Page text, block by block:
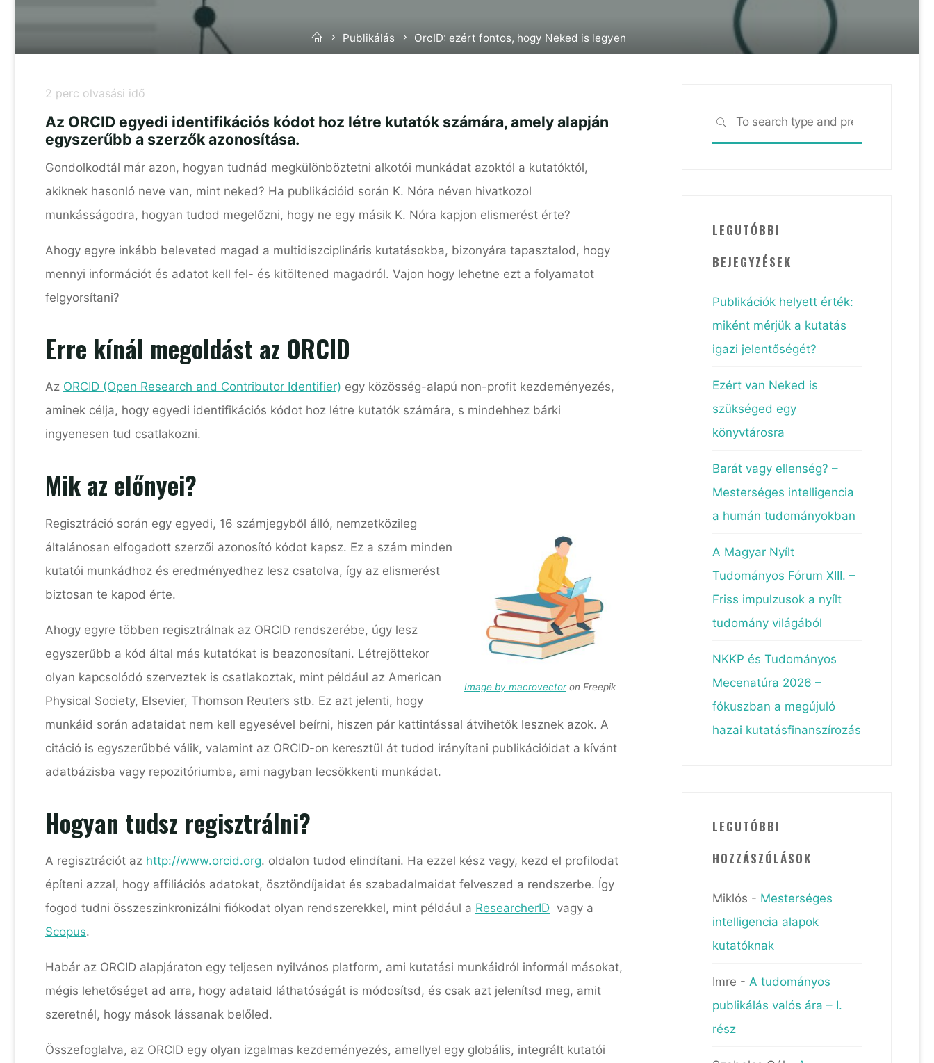
HomePublikálás OrcID: ezért fontos, hogy Neked is legyen
2 perc olvasási idő
Az ORCID egyedi identifikációs kódot hoz létre kutatók számára, amely alapján
egyszerűbb a szerzők azonosítása.
Gondolkodtál már azon, hogyan tudnád megkülönböztetni alkotói munkádat azoktól a kutatóktól,
akiknek hasonló neve van, mint neked? Ha publikációid során K. Nóra néven hivatkozol
munkásságodra, hogyan tudod megelőzni, hogy ne egy másik K. Nóra kapjon elismerést érte?
Ahogy egyre inkább beleveted magad a multidiszciplináris kutatásokba, bizonyára tapasztalod, hogy
mennyi információt és adatot kell fel- és kitöltened magadról. Vajon hogy lehetne ezt a folyamatot
felgyorsítani?
Erre kínál megoldást az ORCID
Az ORCID (Open Research and Contributor Identifier) egy közösség-alapú non-profit kezdeményezés,
aminek célja, hogy egyedi identifikációs kódot hoz létre kutatók számára, s mindehhez bárki
ingyenesen tud csatlakozni.
Mik az előnyei?
Image by macrovectoron Freepik
Regisztráció során egy egyedi, 16 számjegyből álló, nemzetközileg
általánosan elfogadott szerzői azonosító kódot kapsz. Ez a szám minden
kutatói munkádhoz és eredményedhez lesz csatolva, így az elismerést
biztosan te kapod érte.
Ahogy egyre többen regisztrálnak az ORCID rendszerébe, úgy lesz
egyszerűbb a kód által más kutatókat is beazonosítani. Létrejöttekor
olyan kapcsolódó szerveztek is csatlakoztak, mint például az American
Physical Society, Elsevier, Thomson Reuters stb. Ez azt jelenti, hogy
munkáid során adataidat nem kell egyesével beírni, hiszen pár kattintással átvihetők lesznek azok. A
citáció is egyszerűbbé válik, valamint az ORCID-on keresztül át tudod irányítani publikációidat a kívánt
adatbázisba vagy repozitóriumba, ami nagyban lecsökkenti munkádat.
Hogyan tudsz regisztrálni?
A regisztrációt az http://www.orcid.org. oldalon tudod elindítani. Ha ezzel kész vagy, kezd el profilodat
építeni azzal, hogy affiliációs adatokat, ösztöndíjaidat és szabadalmaidat felveszed a rendszerbe. Így
fogod tudni összeszinkronizálni fiókodat olyan rendszerekkel, mint például a ResearcherIDvagy a
Scopus.
Habár az ORCID alapjáraton egy teljesen nyilvános platform, ami kutatási munkáidról informál másokat,
mégis lehetőséget ad arra, hogy adataid láthatóságát is módosítsd, és csak azt jelenítsd meg, amit
szeretnél, hogy mások lássanak belőled.
Összefoglalva, az ORCID egy olyan izgalmas kezdeményezés, amellyel egy globális, integrált kutatói
SEARCH
LEGUTÓBBI
BEJEGYZÉSEK
Publikációk helyett érték:
miként mérjük a kutatás
igazi jelentőségét?
Ezért van Neked is
szükséged egy
könyvtárosra
Barát vagy ellenség? –
Mesterséges intelligencia
a humán tudományokban
A Magyar Nyílt
Tudományos Fórum XIII. –
Friss impulzusok a nyílt
tudomány világából
NKKP és Tudományos
Mecenatúra 2026 –
fókuszban a megújuló
hazai kutatásfinanszírozás
LEGUTÓBBI
HOZZÁSZÓLÁSOK
Miklós - Mesterséges
intelligencia alapok
kutatóknak
Imre - A tudományos
publikálás valós ára – I.
rész